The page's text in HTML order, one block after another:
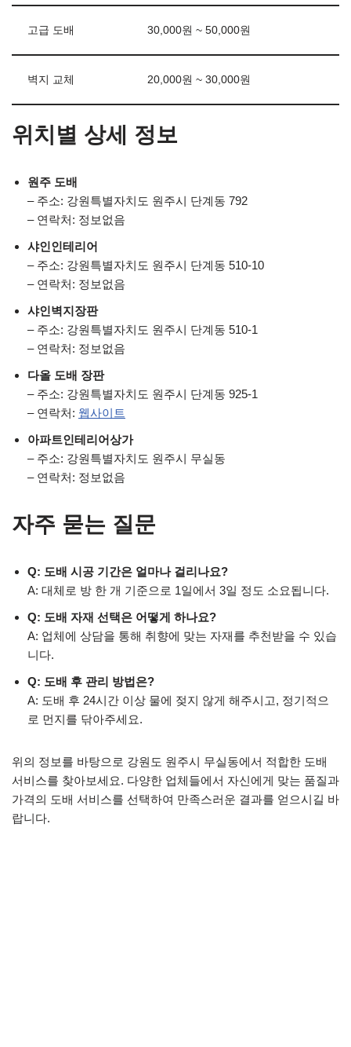
고급 도배 30,000원 ~ 50,000원
벽지 교체 20,000원 ~ 30,000원
위치별 상세 정보
원주 도배
– 주소: 강원특별자치도 원주시 단계동 792
– 연락처: 정보없음
샤인인테리어
– 주소: 강원특별자치도 원주시 단계동 510-10
– 연락처: 정보없음
샤인벽지장판
– 주소: 강원특별자치도 원주시 단계동 510-1
– 연락처: 정보없음
다올 도배 장판
– 주소: 강원특별자치도 원주시 단계동 925-1
– 연락처: 웹사이트
아파트인테리어상가
– 주소: 강원특별자치도 원주시 무실동
– 연락처: 정보없음
자주 묻는 질문
Q: 도배 시공 기간은 얼마나 걸리나요?
A: 대체로 방 한 개 기준으로 1일에서 3일 정도 소요됩니다.
Q: 도배 자재 선택은 어떻게 하나요?
A: 업체에 상담을 통해 취향에 맞는 자재를 추천받을 수 있습
니다.
Q: 도배 후 관리 방법은?
A: 도배 후 24시간 이상 물에 젖지 않게 해주시고, 정기적으
로 먼지를 닦아주세요.
위의 정보를 바탕으로 강원도 원주시 무실동에서 적합한 도배
서비스를 찾아보세요. 다양한 업체들에서 자신에게 맞는 품질과
가격의 도배 서비스를 선택하여 만족스러운 결과를 얻으시길 바
랍니다.